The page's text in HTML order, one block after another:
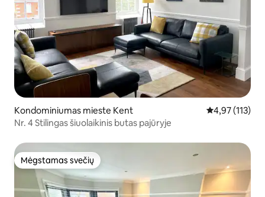
Kondominiumas mieste Kent Vidutinis
4,97 (113)
Nr. 4 Stilingas šiuolaikinis butas pajūryje
Mėgstamas svečių
Mėgstamas svečių